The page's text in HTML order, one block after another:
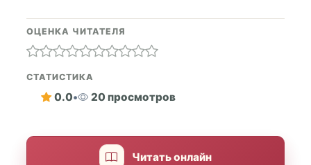
ОЦЕНКА ЧИТАТЕЛЯ
СТАТИСТИКА
0.0• 20 просмотров
Читать онлайн